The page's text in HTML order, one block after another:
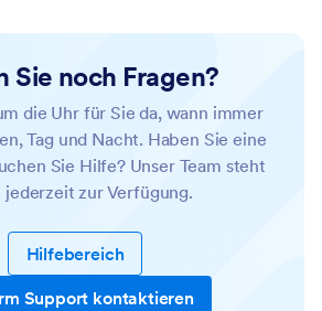
Sie noch Fragen?
die Uhr für Sie da, wann immer
Tag und Nacht. Haben Sie eine
Sie Hilfe? Unser Team steht
jederzeit zur Verfügung.
Hilfebereich
Support kontaktieren